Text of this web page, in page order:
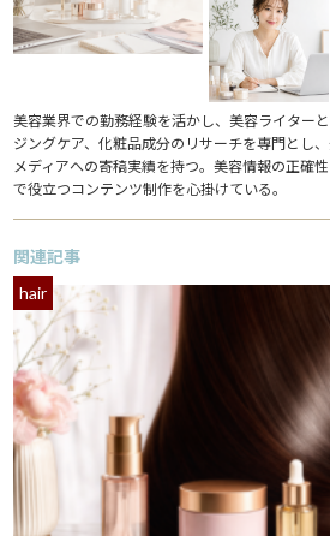
美容業界での勤務経験を活かし、美容ライター
ジングケア、化粧品成分のリサーチを専門とし
メディアへの寄稿実績を持つ。美容情報の正確
で役立つコンテンツ制作を心掛けている。
関連記事
hair